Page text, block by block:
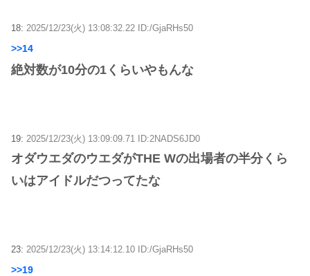
18: 2025/12/23(火) 13:08:32.22 ID:/GjaRHs50
>>14
絶対数が10分の1くらいやもんな
19: 2025/12/23(火) 13:09:09.71 ID:2NADS6JD0
オダウエダのウエダがTHE Wの出場者の半分くら
いはアイドルだつってたな
23: 2025/12/23(火) 13:14:12.10 ID:/GjaRHs50
>>19